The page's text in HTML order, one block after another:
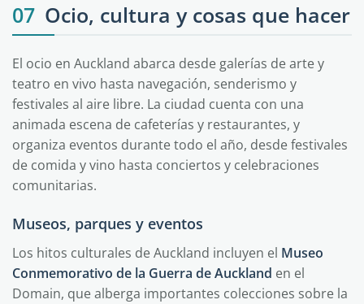
07 Ocio, cultura y cosas que hacer
El ocio en Auckland abarca desde galerías de arte y
teatro en vivo hasta navegación, senderismo y
festivales al aire libre. La ciudad cuenta con una
animada escena de cafeterías y restaurantes, y
organiza eventos durante todo el año, desde festivales
de comida y vino hasta conciertos y celebraciones
comunitarias.
Museos, parques y eventos
Los hitos culturales de Auckland incluyen el Museo
Conmemorativo de la Guerra de Auckland en el
Domain, que alberga importantes colecciones sobre la